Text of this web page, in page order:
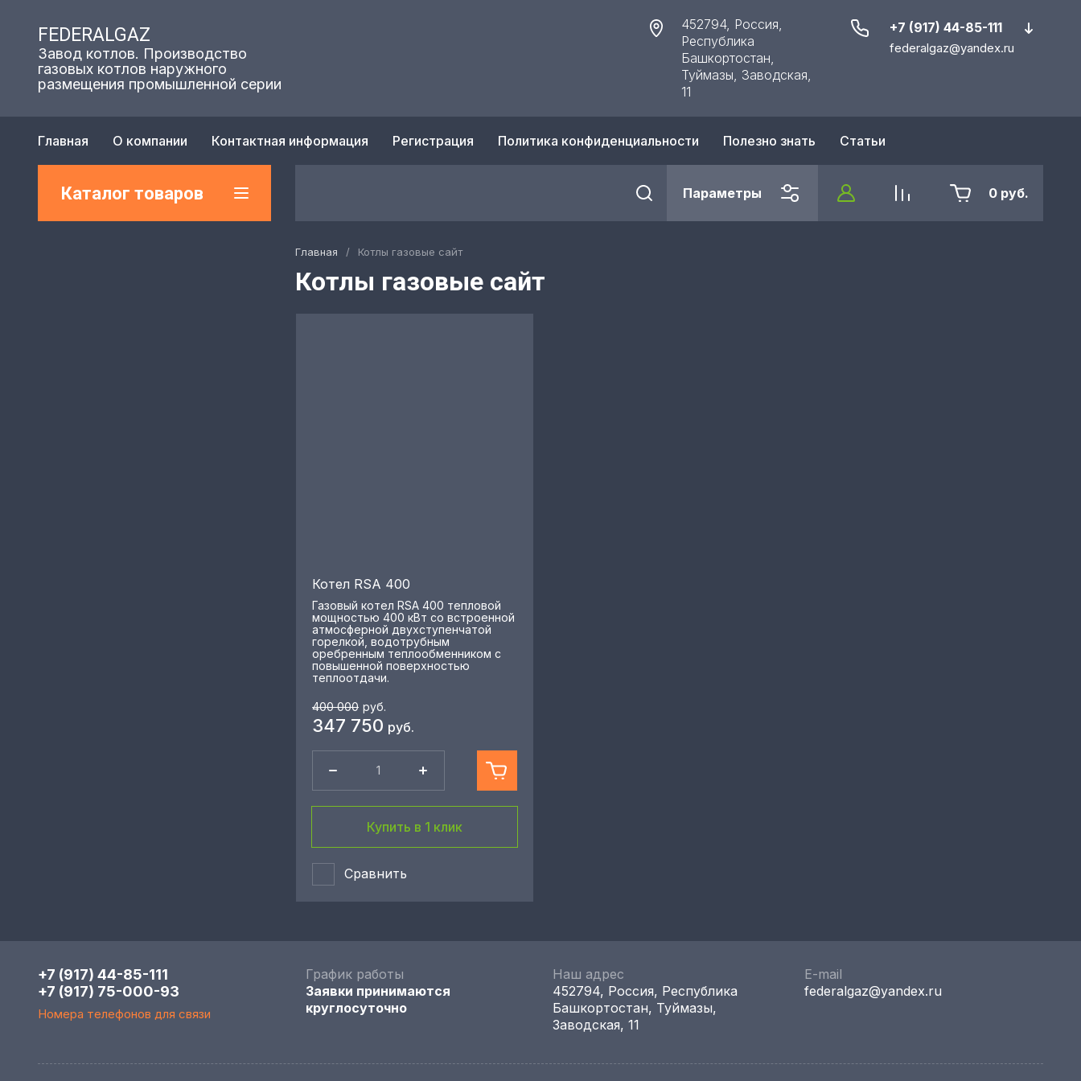
FEDERALGAZ
Завод котлов. Производство
газовых котлов наружного
размещения промышленной серии
452794, Россия,
Республика
Башкортостан,
Туймазы, Заводская,
11
+7 (917) 44-85-111
federalgaz@yandex.ru
Главная О компании Контактная информация Регистрация Политика конфиденциальности Полезно знать Статьи
Каталог товаров Параметры 0 руб.
Главная / Котлы газовые сайт
Котлы газовые сайт
Котел RSA 400
Газовый котел RSA 400 тепловой
мощностью 400 кВт со встроенной
атмосферной двухступенчатой
горелкой, водотрубным
оребренным теплообменником с
повышенной поверхностью
теплоотдачи.
400 000 руб.
347 750 руб.
Купить в 1 клик
Сравнить
+7 (917) 44-85-111
+7 (917) 75-000-93
Номера телефонов для связи
График работы
Заявки принимаются
круглосуточно
Наш адрес
452794, Россия, Республика
Башкортостан, Туймазы,
Заводская, 11
E-mail
federalgaz@yandex.ru